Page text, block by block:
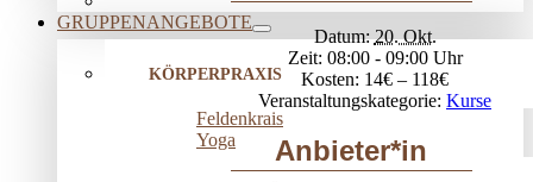
GRUPPENANGEBOTE
KÖRPERPRAXIS
Feldenkrais
Yoga
Datum: 20. Okt.
Zeit: 08:00 - 09:00
Kosten: 14€ – 118€
Veranstaltungskategorie: Kurse
Anbieter*in